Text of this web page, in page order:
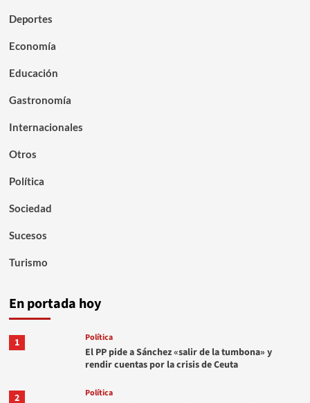
Deportes
Economía
Educación
Gastronomía
Internacionales
Otros
Política
Sociedad
Sucesos
Turismo
En portada hoy
1 Política
El PP pide a Sánchez «salir de la tumbona» y
rendir cuentas por la crisis de Ceuta
2 Política